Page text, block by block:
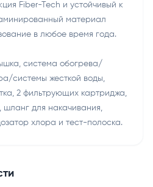
Fiber-Tech и устойчивый к
материал
в любое время года.
система обогрева/
системы жесткой воды,
2 фильтрующих картриджа,
шланг для накачивания,
хлора и тест-полоска.